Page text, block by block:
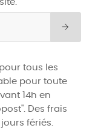
tous les
pour toute
14h en
Des frais
fériés.